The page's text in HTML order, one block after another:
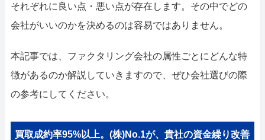
ファクタリングで通りやすい会社はどういう会社？
それぞれに良い点・悪い点が存在します。その中でどの
会社がいいのかを決めるのは容易ではありません。
本記事では、ファクタリング会社の属性ごとにどんな特
徴があるのか解説していきますので、ぜひ会社選びの際
の参考にしてください。
買取成約率95%以上。(株)No.1が、貴社の資金繰り改善